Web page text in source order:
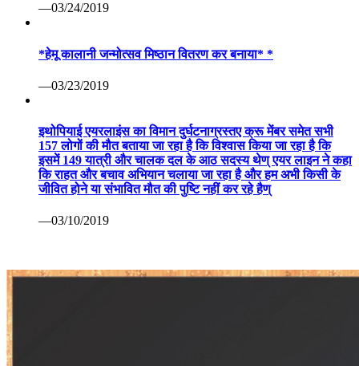
—03/24/2019
*हेमू कालानी जन्मोत्सव मिष्ठान वितरण कर बनाया* *
—03/23/2019
इथोपियाई एयरलाइंस का विमान दुर्घटनाग्रस्तए क्रू मेंबर समेत सभी
157 लोगों की मौत बताया जा रहा है कि विश्वास किया जा रहा है कि
इसमें 149 यात्री और चालक दल के आठ सदस्य थेण् एयर लाइन ने कहा
कि राहत और बचाव अभियान चलाया जा रहा है और हम अभी किसी के
जीवित होने या संभावित मौत की पुष्टि नहीं कर रहे हैण्
—03/10/2019